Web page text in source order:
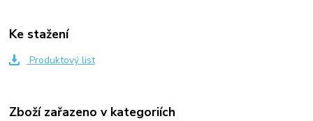
Ke stažení
Produktový list
Zboží zařazeno v kategoriích